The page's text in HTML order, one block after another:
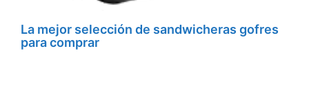
La mejor selección de sandwicheras gofres
para comprar